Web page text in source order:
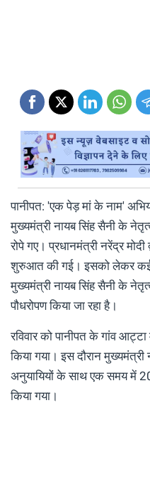
पानीपत: 'एक पेड़ मां के नाम'
मुख्यमंत्री नायब सिंह सैनी के
रोपे गए। प्रधानमंत्री नरेंद्र
शुरुआत की गई। इसको लेकर कई
मुख्यमंत्री नायब सिंह सैनी के
पौधरोपण किया जा रहा है।
रविवार को पानीपत के गांव
किया गया। इस दौरान मुख्यमंत्री
अनुयायियों के साथ एक समय में
किया गया।